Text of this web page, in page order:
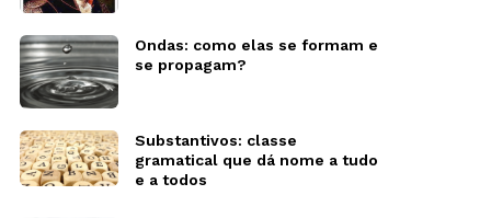
Ondas: como elas se formam e
se propagam?
Substantivos: classe
gramatical que dá nome a tudo
e a todos